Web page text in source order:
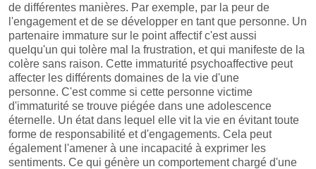
de différentes manières. Par exemple, par la peur de
l'engagement et de se développer en tant que personne. Un
partenaire immature sur le point affectif c'est aussi
quelqu'un qui tolère mal la frustration, et qui manifeste de la
colère sans raison. Cette immaturité psychoaffective peut
affecter les différents domaines de la vie d'une
personne. C'est comme si cette personne victime
d'immaturité se trouve piégée dans une adolescence
éternelle. Un état dans lequel elle vit la vie en évitant toute
forme de responsabilité et d'engagements. Cela peut
également l'amener à une incapacité à exprimer les
sentiments. Ce qui génère un comportement chargé d'une